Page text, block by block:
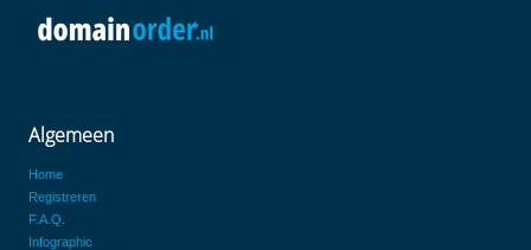
Algemeen
Home
Registreren
F.A.Q.
Infographic